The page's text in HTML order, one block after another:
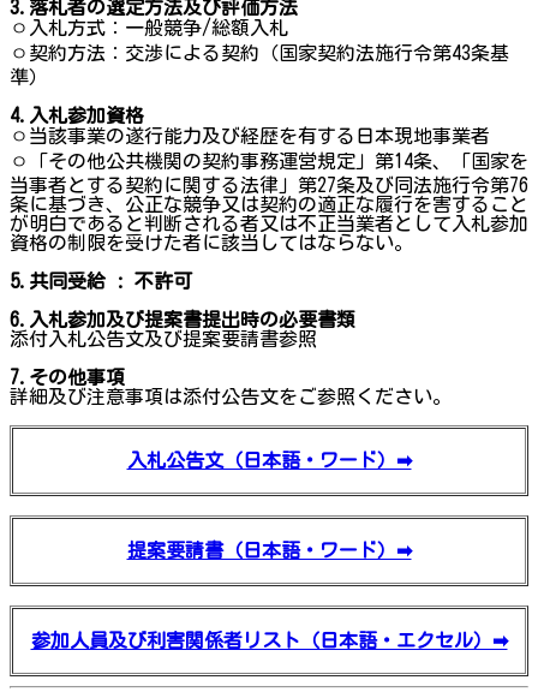
3. 落札者の選定方法及び評価方法
ㅇ入札方式：一般競争/総額入札
ㅇ契約方法：交渉による契約（国家契約法施行令第43条基
準）
4. 入札参加資格
ㅇ当該事業の遂行能力及び経歴を有する日本現地事業者
ㅇ「その他公共機関の契約事務運営規定」第14条、「国家を
当事者とする契約に関する法律」第27条及び同法施行令第76
条に基づき、公正な競争又は契約の適正な履行を害すること
が明白であると判断される者又は不正当業者として入札参加
資格の制限を受けた者に該当してはならない。
5. 共同受給 :
不許可
6. 入札参加及び提案書提出時の必要書類
添付入札公告文及び提案要請書参照
7. その他事項
詳細及び注意事項は添付公告文をご参照ください。
入札公告文（日本語・ワード）➡
提案要請書（日本語・ワード）➡
参加人員及び利害関係者リスト（日本語・エクセル）➡